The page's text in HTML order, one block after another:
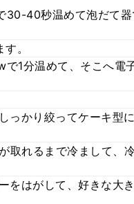
30-40秒温めて泡だて器
。
1分温めて、そこへ電
っかり絞ってケーキ型
れるまで冷まして、
をはがして、好きな大